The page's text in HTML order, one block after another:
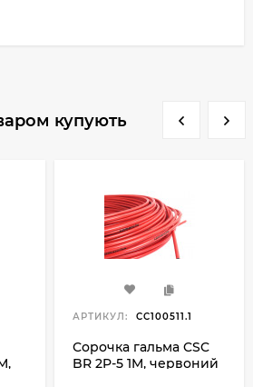
купують
АРТИКУЛ: CC100511.1
Сорочка гальма CSC
BR 2P-5 1M, червоний